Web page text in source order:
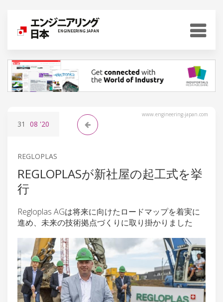
www.engineering-japan.com
31 08 '20
REGLOPLAS
REGLOPLASが新社屋の起工式を挙
行
Regloplas AGは将来に向けたロードマップを着実に
進め、未来の技術拠点づくりに取り掛かりました